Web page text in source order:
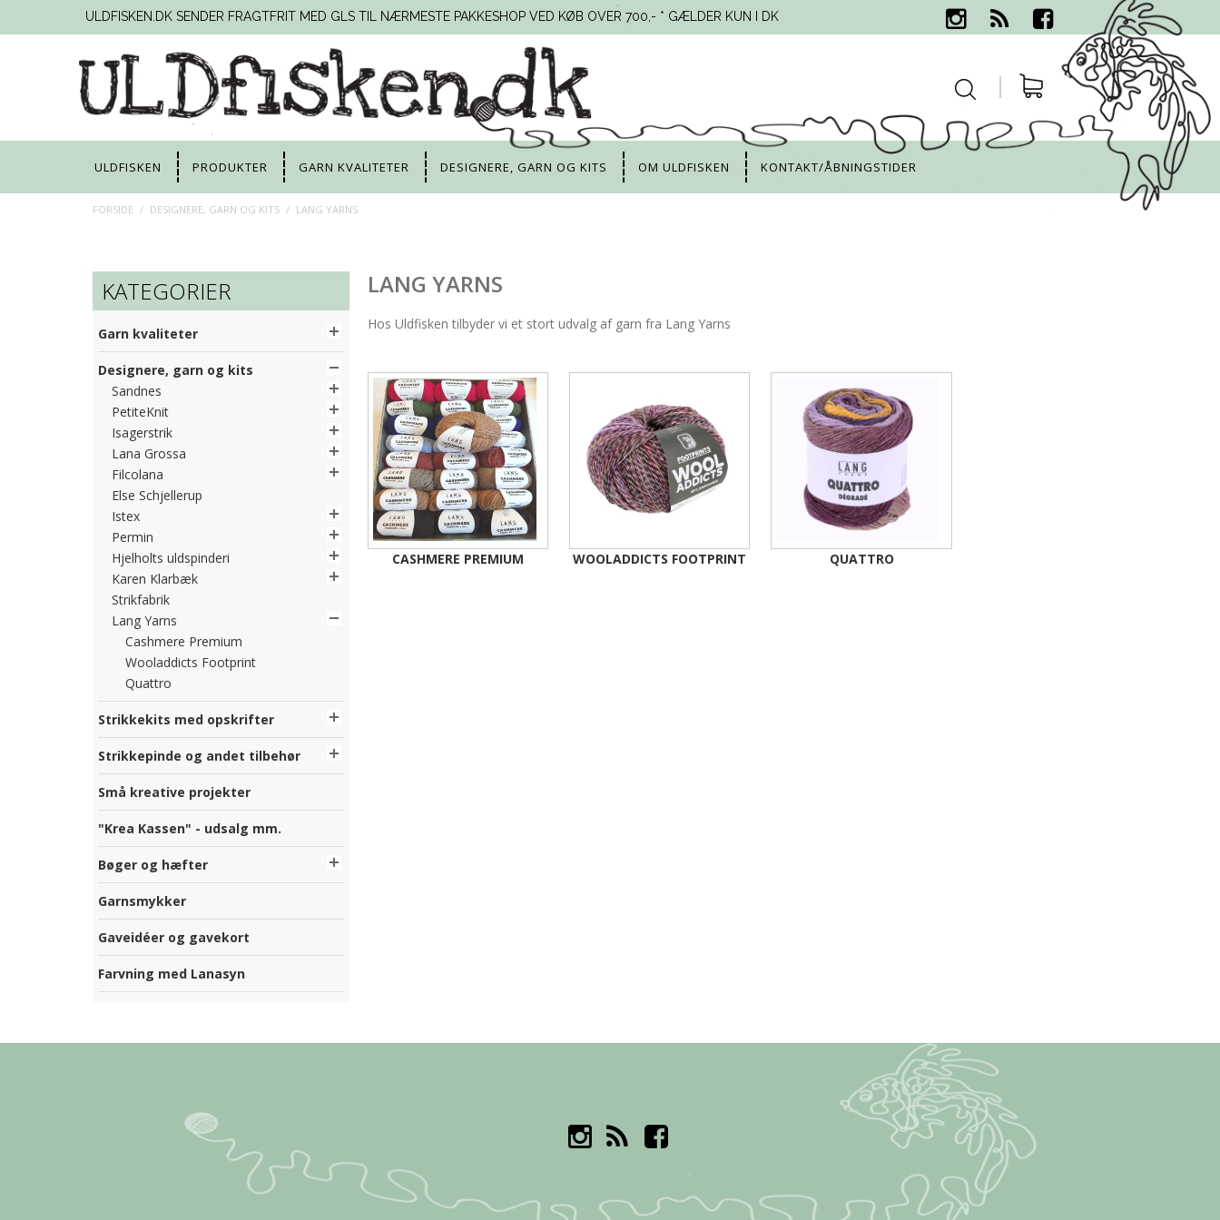
ULDFISKEN.DK SENDER FRAGTFRIT MED GLS TIL NÆRMESTE PAKKESHOP VED KØB OVER 700,- * GÆLDER KUN I DK
ULDFISKEN PRODUKTER GARN KVALITETER DESIGNERE, GARN OG KITS OM ULDFISKEN KONTAKT/ÅBNINGSTIDER
FORSIDE / DESIGNERE, GARN OG KITS / LANG YARNS
KATEGORIER
Garn kvaliteter
Designere, garn og kits
Sandnes
PetiteKnit
Isagerstrik
Lana Grossa
Filcolana
Else Schjellerup
Istex
Permin
Hjelholts uldspinderi
Karen Klarbæk
Strikfabrik
Lang Yarns
Cashmere Premium
Wooladdicts Footprint
Quattro
Strikkekits med opskrifter
Strikkepinde og andet tilbehør
Små kreative projekter
"Krea Kassen" - udsalg mm.
Bøger og hæfter
Garnsmykker
Gaveidéer og gavekort
Farvning med Lanasyn
LANG YARNS
Hos Uldfisken tilbyder vi et stort udvalg af garn fra Lang Yarns
CASHMERE PREMIUM WOOLADDICTS FOOTPRINT QUATTRO